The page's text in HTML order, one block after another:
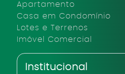
Apartamento
Casa em Condomínio
Lotes e Terrenos
Imóvel Comercial
Institucional